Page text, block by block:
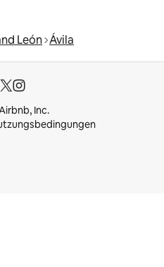
León Ávila
Inc.